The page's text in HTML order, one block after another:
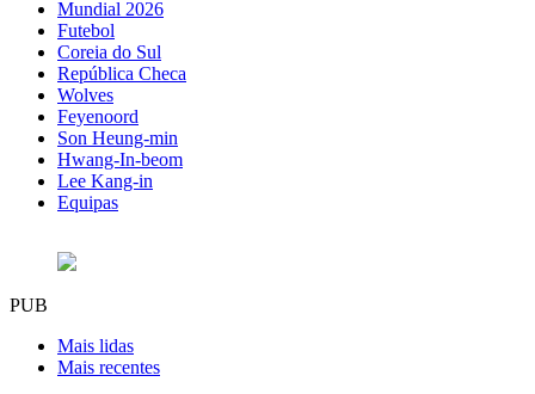
Mundial 2026
Futebol
Coreia do Sul
República Checa
Wolves
Feyenoord
Son Heung-min
Hwang-In-beom
Lee Kang-in
Equipas
PUB
Mais lidas
Mais recentes